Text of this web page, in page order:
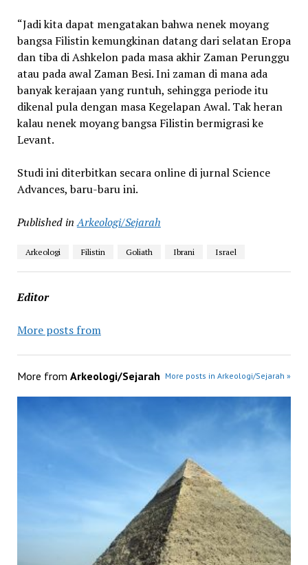
“Jadi kita dapat mengatakan bahwa nenek moyang
bangsa Filistin kemungkinan datang dari selatan Eropa
dan tiba di Ashkelon pada masa akhir Zaman Perunggu
atau pada awal Zaman Besi. Ini zaman di mana ada
banyak kerajaan yang runtuh, sehingga periode itu
dikenal pula dengan masa Kegelapan Awal. Tak heran
kalau nenek moyang bangsa Filistin bermigrasi ke
Levant.
Studi ini diterbitkan secara online di jurnal Science
Advances, baru-baru ini.
Published in Arkeologi/Sejarah
Arkeologi Filistin Goliath Ibrani Israel
Editor
More posts from
More from Arkeologi/Sejarah More posts in Arkeologi/Sejarah »